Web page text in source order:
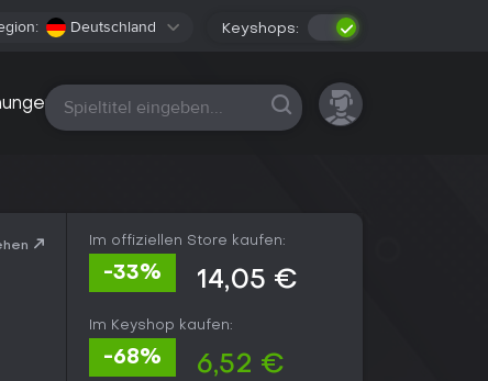
Deutschland Keyshops:
Alle Plattformen
Im offiziellen Store kaufen:
-33% 14,05 €
Im Keyshop kaufen:
-68% 6,52 €